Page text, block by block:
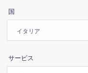
国
サービス